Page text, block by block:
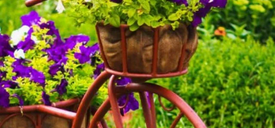
Какой регион? У меня из-за длительной жары, тоже
хлорозить начала голубика, а еще и антракноз
проявился, не смотря на обработки. Всегда провожу
внкекорневые подкормки и обработки фунгицидами
с инсектицидами, которые остались от обработки
винограда ( у них болезней похожих много)
Ответить ✿